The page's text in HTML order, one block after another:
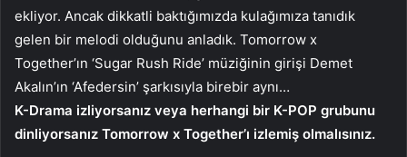
ekliyor. Ancak dikkatli baktığımızda kulağımıza tanıdık
gelen bir melodi olduğunu anladık. Tomorrow x
Together’ın ‘Sugar Rush Ride’ müziğinin girişi Demet
Akalın’ın ‘Afedersin’ şarkısıyla birebir aynı…
K-Drama izliyorsanız veya herhangi bir K-POP grubunu
dinliyorsanız Tomorrow x Together’ı izlemiş olmalısınız.